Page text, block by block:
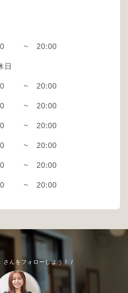
~ 20:00
日
~ 20:00
~ 20:00
~ 20:00
~ 20:00
~ 20:00
~ 20:00
さんをフォローしよう！ /